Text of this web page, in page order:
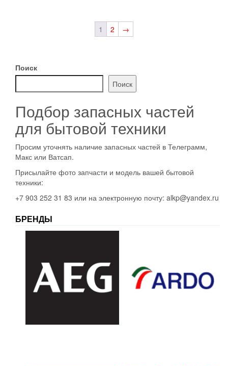
1 2 →
Поиск
Поиск
Подбор запасных частей
для бытовой техники
Просим уточнять наличие запасных частей в Телеграмм,
Макс или Ватсап.
Присылайте фото запчасти и модель вашей бытовой
техники:
+7 903 252 31 83 или на электронную почту: alkp@yandex.ru
БРЕНДЫ